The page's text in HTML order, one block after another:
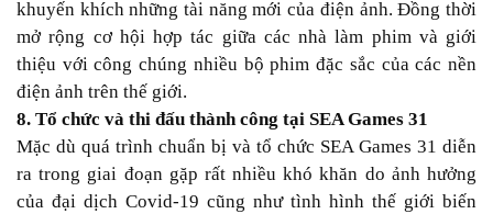
khuyến khích những tài năng mới của điện ảnh. Đồng thời
mở rộng cơ hội hợp tác giữa các nhà làm phim và giới
thiệu với công chúng nhiều bộ phim đặc sắc của các nền
điện ảnh trên thế giới.
8. Tổ chức và thi đấu thành công tại SEA Games 31
Mặc dù quá trình chuẩn bị và tổ chức SEA Games 31 diễn
ra trong giai đoạn gặp rất nhiều khó khăn do ảnh hưởng
của đại dịch Covid-19 cũng như tình hình thế giới biến